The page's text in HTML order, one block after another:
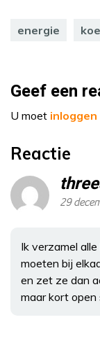
energie
Geef een
U moet inloggen
Reactie
29
Ik verzamel
moeten bij
en zet ze dan
maar kort open